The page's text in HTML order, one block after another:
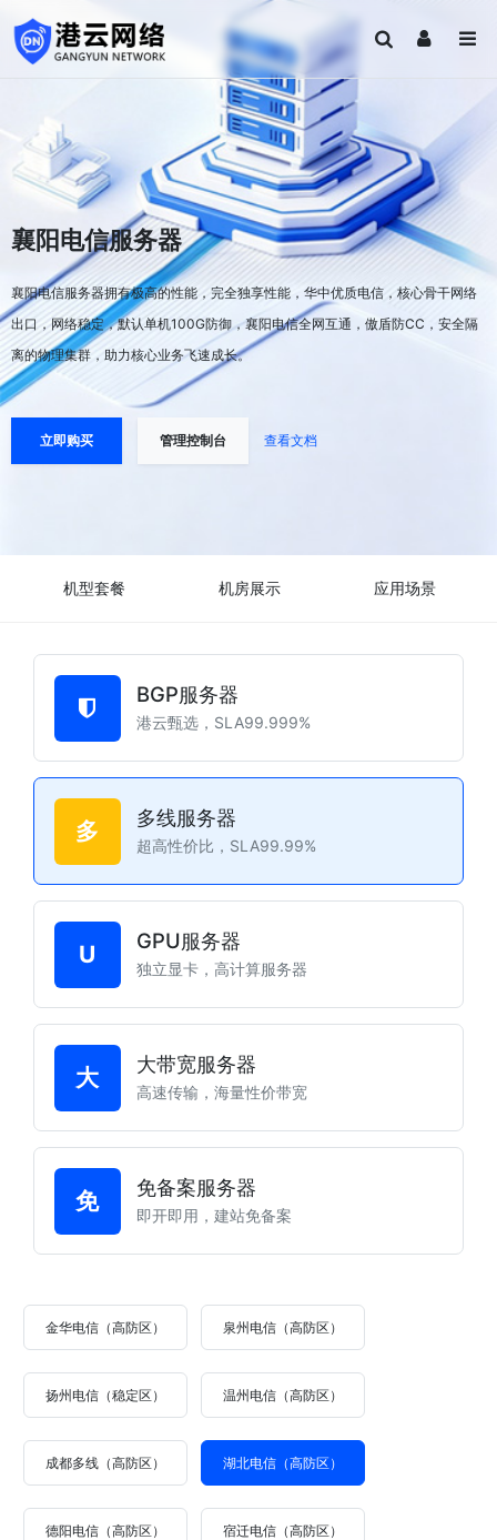
襄阳电信服务器
襄阳电信服务器拥有极高的性能，完全独享性能，华中优质电信，核心骨干网络
出口，网络稳定，默认单机100G防御，襄阳电信全网互通，傲盾防CC，安全隔
离的物理集群，助力核心业务飞速成长。
立即购买 管理控制台 查看文档
机型套餐 机房展示 应用场景
BGP服务器
港云甄选，SLA99.999%
多 多线服务器
超高性价比，SLA99.99%
U GPU服务器
独立显卡，高计算服务器
大 大带宽服务器
高速传输，海量性价带宽
免 免备案服务器
即开即用，建站免备案
金华电信（高防区） 泉州电信（高防区）
扬州电信（稳定区） 温州电信（高防区）
成都多线（高防区） 湖北电信（高防区）
德阳电信（高防区） 宿迁电信（高防区）